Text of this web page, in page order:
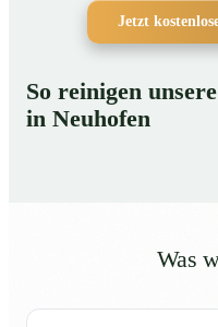
Jetzt
So reinigen
in Neuhofen
Was